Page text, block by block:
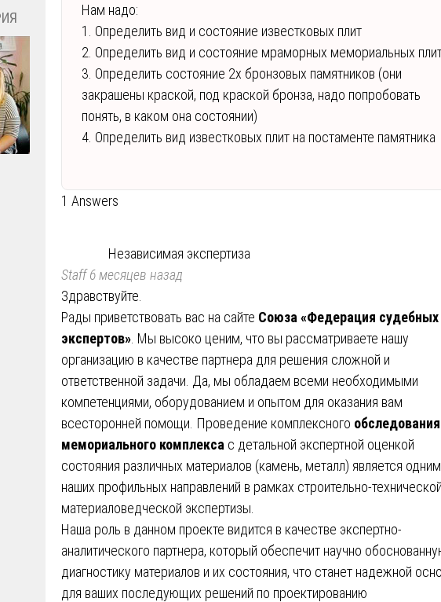
Нам надо:
1. Определить вид и состояние известковых плит
2. Определить вид и состояние мраморных мемориальных
3. Определить состояние 2х бронзовых памятников (они
закрашены краской, под краской бронза, надо попробовать
понять, в каком она состоянии)
4. Определить вид известковых плит на постаменте памятника
1 Answers
Независимая экспертиза
Staff6 месяцев назад
Здравствуйте.
Рады приветствовать вас на сайте Союза «Федерация судебных
экспертов» . Мы высоко ценим, что вы рассматриваете нашу
организацию в качестве партнера для решения сложной и
ответственной задачи. Да, мы обладаем всеми необходимыми
компетенциями, оборудованием и опытом для оказания вам
всесторонней помощи. Проведение комплексного обследования
мемориального комплекса с детальной экспертной оценкой
состояния различных материалов (камень, металл) является
наших профильных направлений в рамках строительно-
материаловедческой экспертизы.
Наша роль в данном проекте видится в качестве экспертно-
аналитического партнера, который обеспечит научно
диагностику материалов и их состояния, что станет надежной
для ваших последующих решений по проектированию